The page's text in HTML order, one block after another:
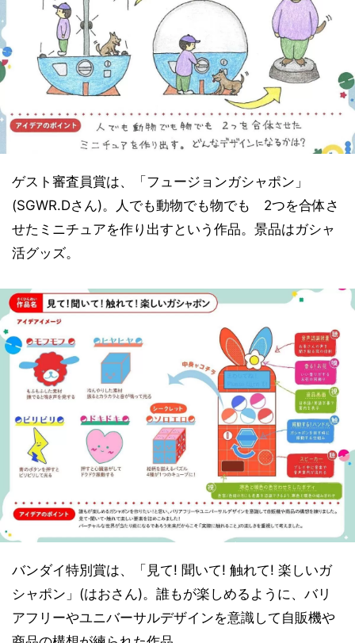
ゲスト審査員賞は、「フュージョンガシャポン」
(SGWR.Dさん)。人でも動物でも物でも 2つを合体さ
せたミニチュアを作り出すという作品。景品はガシャ
活グッズ。
バンダイ特別賞は、「見て! 聞いて! 触れて! 楽しいガ
シャポン」(はおさん)。誰もが楽しめるように、バリ
アフリーやユニバーサルデザインを意識して自販機や